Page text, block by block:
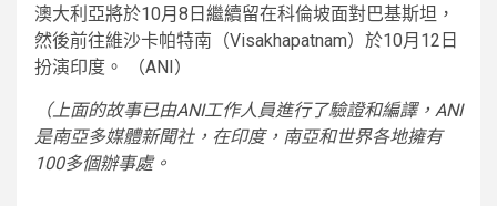
澳大利亞將於10月8日繼續留在科倫坡面對巴基斯坦，
然後前往維沙卡帕特南（Visakhapatnam）於10月12日
扮演印度。 （ANI）
（上面的故事已由ANI工作人員進行了驗證和編譯，ANI
是南亞多媒體新聞社，在印度，南亞和世界各地擁有
100多個辦事處。